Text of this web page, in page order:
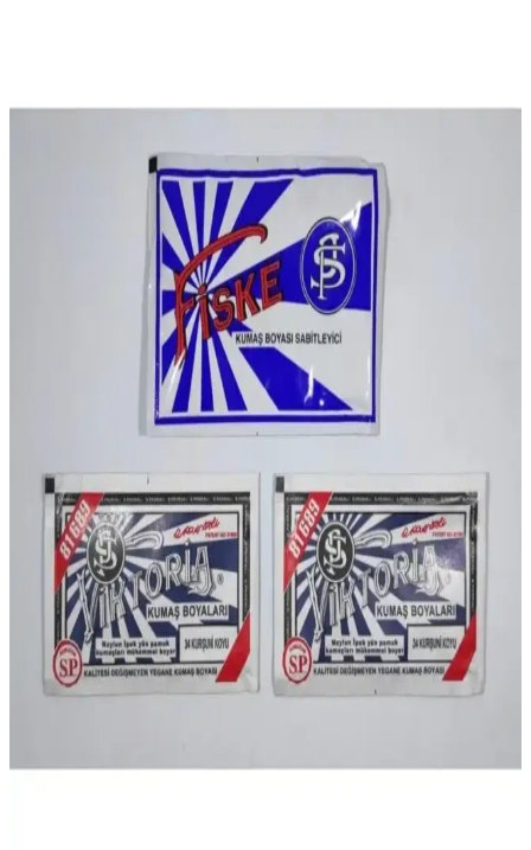
Canlılık Katın
Nova Color Kumaş Boyası, yüksek kalite, canlı renk ve dayanıklılık
sunar. Hızlı kuruma ve kolay uygulama özellikleriyle tekstil ve el işi
projelerinize değer katar.
Viktoria Pembe Kumaş Boyası: Renkli ve Kalıcı
Çözümlerle Kumaşlarınızı Canlandırın
Viktoria Pembe Kumaş Boyası, yüksek kalite ve dayanıklılığıyla
pamuk ve naylon kumaşlarda canlı, kalıcı renkler sağlar. Kullanıcı
memnuniyeti ve kullanım ipuçlarıyla öne çıkar.
Karşılaştırması: Özellikler ve Kullanım İpuçları
Cadence H-006 ve H-091, farklı özelliklere sahip akrilik boyalar. H-
006 su bazlı, yüksek kapatıcılık ve çeşitli yüzeylerde kullanılırken,
H-091 üstün kapama ve şık siyah renk sunar. Her biri farklı projeler
için ideal.
Viktoria Kumaş Boyası ve Sabitleme Seti: Canlı ve
Kalıcı Renkler İçin Uygun Çözüm